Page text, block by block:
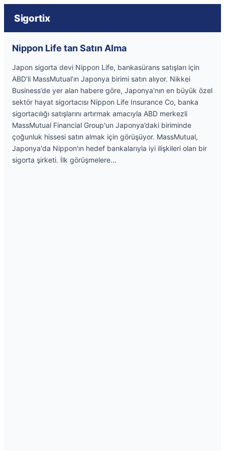
Sigortix
Nippon Life tan Satın Alma
Japon sigorta devi Nippon Life, bankasürans satışları için
ABD’li MassMutual’ın Japonya birimi satın alıyor. Nikkei
Business’de yer alan habere göre, Japonya'nın en büyük özel
sektör hayat sigortacısı Nippon Life Insurance Co, banka
sigortacılığı satışlarını artırmak amacıyla ABD merkezli
MassMutual Financial Group'un Japonya’daki biriminde
çoğunluk hissesi satın almak için görüşüyor. MassMutual,
Japonya'da Nippon'ın hedef bankalarıyla iyi ilişkileri olan bir
sigorta şirketi. İlk görüşmelere…